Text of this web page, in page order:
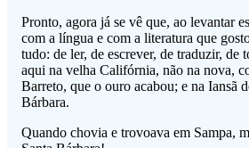
Pronto, agora já se vê que, ao levantar
com a língua e com a literatura que
tudo: de ler, de escrever, de traduzir, de
aqui na velha Califórnia, não na nova,
Barreto, que o ouro acabou; e na Iansã
Bárbara.
Quando chovia e trovoava em Sampa,